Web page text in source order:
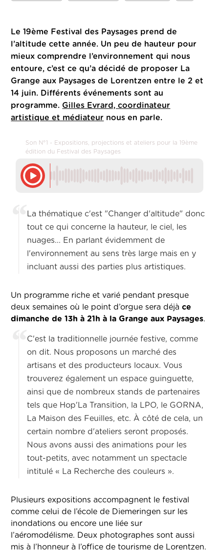
Le 19ème Festival des Paysages prend de
l’altitude cette année. Un peu de hauteur pour
mieux comprendre l’environnement qui nous
entoure, c’est ce qu’a décidé de proposer La
Grange aux Paysages de Lorentzen entre le 2 et
14 juin. Différents événements sont au
programme. Gilles Evrard, coordinateur
artistique et médiateur nous en parle.
Son N°1 - Expositions, projections et ateliers pour la 19ème
édition du Festival des Paysages
La thématique c'est "Changer d'altitude" donc
tout ce qui concerne la hauteur, le ciel, les
nuages... En parlant évidemment de
l'environnement au sens très large mais en y
incluant aussi des parties plus artistiques.
Un programme riche et varié pendant presque
deux semaines où le point d’orgue sera déjàce
dimanche de 13h à 21h à la Grange aux Paysages.
C'est la traditionnelle journée festive, comme
on dit. Nous proposons un marché des
artisans et des producteurs locaux. Vous
trouverez également un espace guinguette,
ainsi que de nombreux stands de partenaires
tels que Hop'La Transition, la LPO, le GORNA,
La Maison des Feuilles, etc. À côté de cela, un
certain nombre d'ateliers seront proposés.
Nous avons aussi des animations pour les
tout-petits, avec notamment un spectacle
intitulé « La Recherche des couleurs ».
Plusieurs expositions accompagnent le festival
comme celui de l’école de Diemeringen sur les
inondations ou encore une liée sur
l’aéromodélisme. Deux photographes sont aussi
mis à l’honneur à l’office de tourisme de Lorentzen.